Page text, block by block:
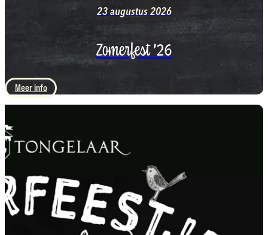
23 augustus 2026
Zomerfest ’26
Meer info